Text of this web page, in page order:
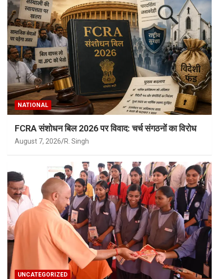
NATIONAL
FCRA संशोधन बिल 2026 पर विवाद: चर्च संगठनों का विरोध
August 7, 2026 R. Singh
UNCATEGORIZED